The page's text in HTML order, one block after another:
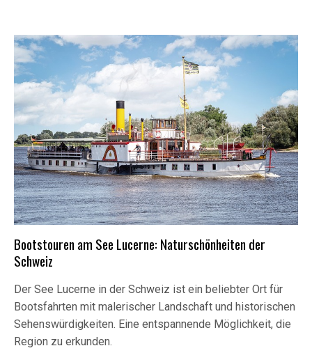
Bootstouren am See Lucerne: Naturschönheiten der
Schweiz
Der See Lucerne in der Schweiz ist ein beliebter Ort für
Bootsfahrten mit malerischer Landschaft und historischen
Sehenswürdigkeiten. Eine entspannende Möglichkeit, die
Region zu erkunden.